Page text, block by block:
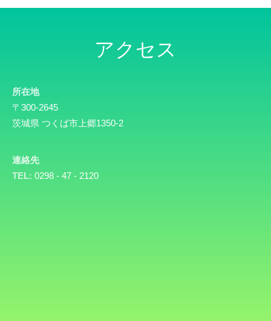
アクセス
所在地
〒300-2645
茨城県 つくば市上郷1350-2
連絡先
TEL: 0298 - 47 - 2120